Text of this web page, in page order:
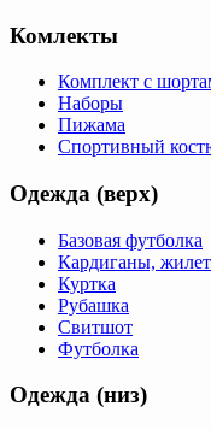
Комлекты
Комплект с
Наборы
Пижама
Спортивный
Одежда (верх)
Базовая футболка
Кардиганы,
Куртка
Рубашка
Свитшот
Футболка
Одежда (низ)